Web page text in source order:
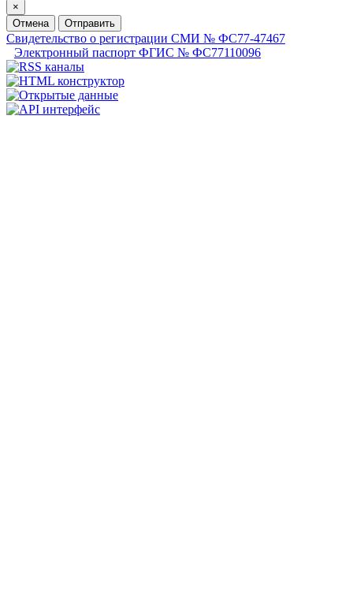
×
Отмена
Отправить
Свидетельство о регистрации СМИ № ФС77-47467
Электронный паспорт ФГИС № ФС77110096